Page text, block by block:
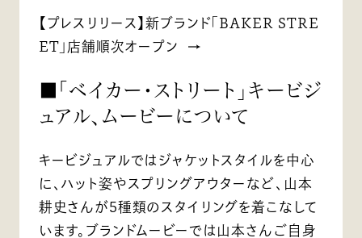
【プレスリリース】新ブランド「BAKER STRE
ET」店舗順次オープン
■「ベイカー・ストリート」キービジ
ュアル、ムービーについて
キービジュアルではジャケットスタイルを中心
に、ハット姿やスプリングアウターなど、山本
耕史さんが5種類のスタイリングを着こなして
います。ブランドムービーでは山本さんご自身